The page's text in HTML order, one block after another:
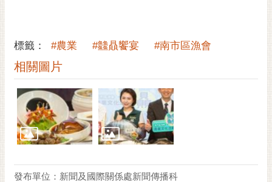
標籤： #農業 #䲜贔饗宴 #南市區漁會
相關圖片
發布單位：新聞及國際關係處新聞傳播科